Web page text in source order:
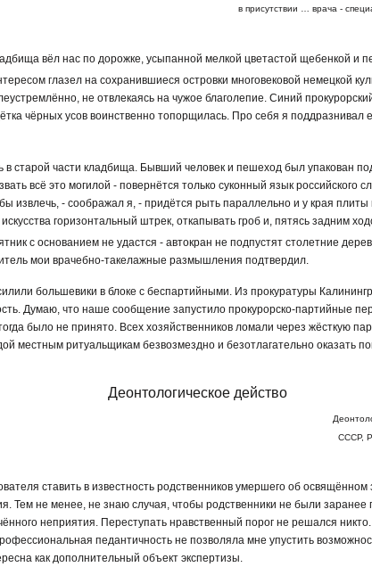
в присутствии … врача -
вёл нас по дорожке, усыпанной мелкой цветастой щебенкой и
глазел на сохранившиеся островки многовековой немецкой
не отвлекаясь на чужое благолепие. Синий
чёрных усов воинственно топорщилась. Про себя я поддразнивал
в старой части кладбища. Бывший человек и пешеход был упакован
всё это могилой - повернётся только суконный язык российского
извлечь, - соображал я, - придётся рыть параллельно и у края
горизонтальный штрек, откапывать гроб и, пятясь задним
с основанием не удастся - автокран не подпустят столетние
мои врачебно-такелажные размышления подтвердил.
большевики в блоке с беспартийными. Из прокуратуры
Думаю, что наше сообщение запустило прокурорско-партийные
было не принято. Всех хозяйственников ломали через жёсткую
местным ритуальщикам безвозмездно и безотлагательно оказать
Деонтологическое действо
СССР,
ставить в известность родственников умершего об освящённом
Тем не менее, не знаю случая, чтобы родственники не были
неприятия. Переступать нравственный порог не решался
педантичность не позволяла мне упустить
как дополнительный объект экспертизы.